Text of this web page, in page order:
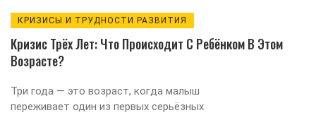
КРИЗИСЫ И ТРУДНОСТИ РАЗВИТИЯ
Кризис Трёх Лет: Что Происходит С Ребёнком В Этом
Возрасте?
Три года — это возраст, когда малыш
переживает один из первых серьёзных